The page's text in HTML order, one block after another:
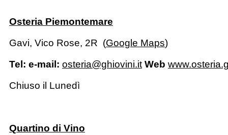
Osteria Piemontemare
Gavi, Vico Rose, 2R (Google Maps)
Tel: e-mail: osteria@ghiovini.it Web
Chiuso il Lunedì
Quartino di Vino